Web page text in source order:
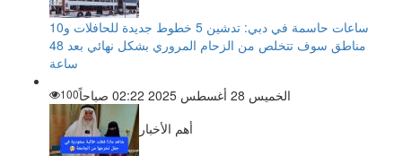
ساعات حاسمة في دبي: تدشين 5 خطوط جديدة للحافلات و10
مناطق سوف تتخلص من الزحام المروري بشكل نهائي بعد 48
ساعة
الخميس 28 أغسطس 2025 02:22 صباحاً
100
أهم الأخبار